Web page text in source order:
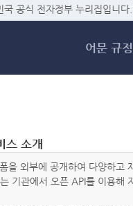
메
국 공식 전자정부 누리집입니다.
어문 규정
스 소개
을 외부에 공개하여 다양하
기관에서 오픈 API를 이용해